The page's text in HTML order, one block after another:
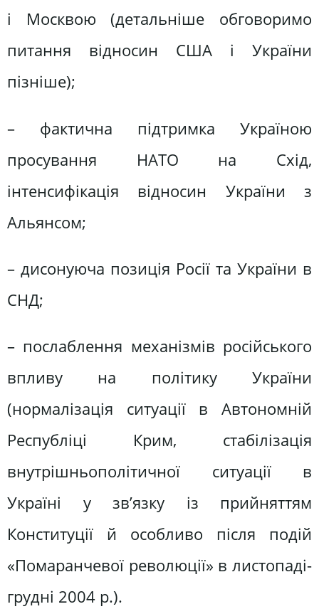
і Москвою (детальніше обговоримо
питання відносин США і України
пізніше);
– фактична підтримка Україною
просування НАТО на Схід,
інтенсифікація відносин України з
Альянсом;
– дисонуюча позиція Росії та України в
СНД;
– послаблення механізмів російського
впливу на політику України
(нормалізація ситуації в Автономній
Республіці Крим, стабілізація
внутрішньополітичної ситуації в
Україні у зв’язку із прийняттям
Конституції й особливо після подій
«Помаранчевої революції» в листопаді-
грудні 2004 р.).